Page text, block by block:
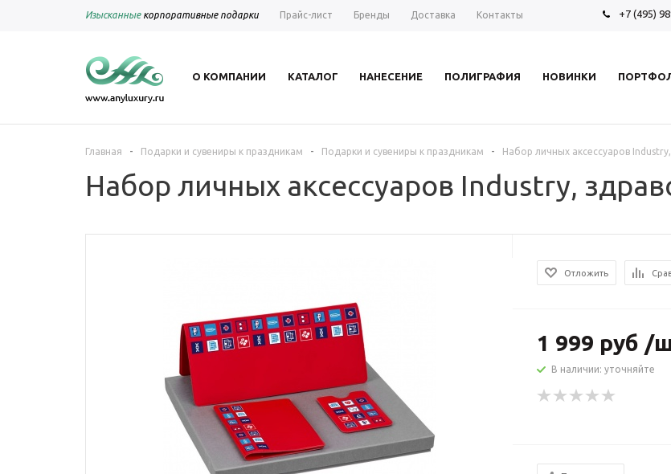
Изысканныекорпоративные подарки Прайс-лист Бренды Доставка Контакты +7 (495)
О КОМПАНИИ КАТАЛОГ НАНЕСЕНИЕ ПОЛИГРАФИЯ НОВИНКИ
Главная - Подарки и сувениры к праздникам - Подарки и сувениры к праздникам - Набор личных аксессуаров
Набор личных аксессуаров Industry,
Отложить
1 999 руб /
В наличии: уточняйте